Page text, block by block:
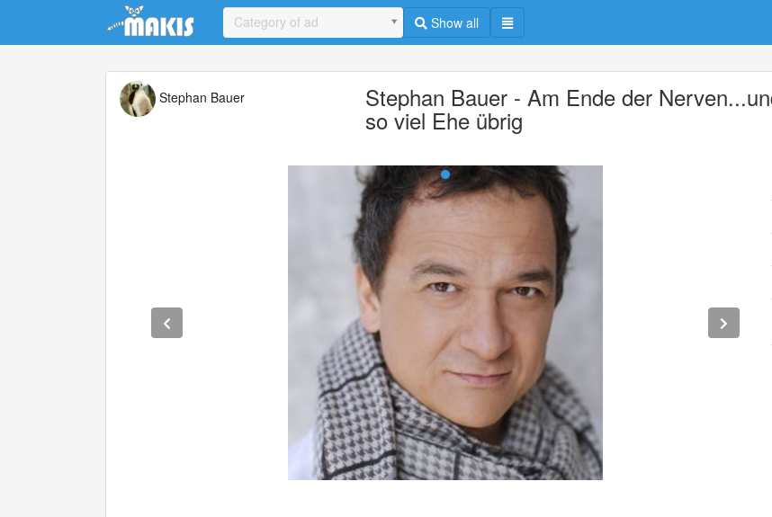
Update cookies preferences
Category of ad Show all
Stephan Bauer Stephan Bauer - Am Ende der
so viel Ehe übrig